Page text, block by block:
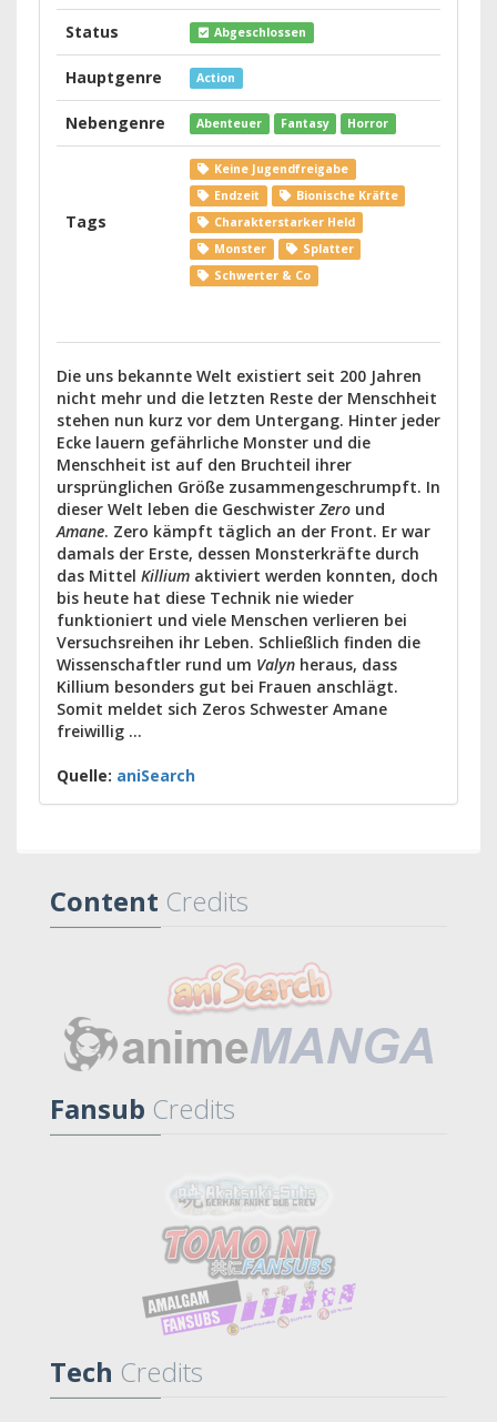
Status Abgeschlossen
Hauptgenre Action
Nebengenre Abenteuer Fantasy Horror
Tags
Keine Jugendfreigabe
Endzeit
Bionische Kräfte
Charakterstarker Held
Monster
Splatter
Schwerter & Co
Die uns bekannte Welt existiert seit 200 Jahren
nicht mehr und die letzten Reste der Menschheit
stehen nun kurz vor dem Untergang. Hinter jeder
Ecke lauern gefährliche Monster und die
Menschheit ist auf den Bruchteil ihrer
ursprünglichen Größe zusammen­geschrumpft. In
dieser Welt leben die GeschwisterZero und
Amane. Zero kämpft täglich an der Front. Er war
damals der Erste, dessen Monsterkräfte durch
das Mittel Killium aktiviert werden konnten, doch
bis heute hat diese Technik nie wieder
funktioniert und viele Menschen verlieren bei
Versuchsreihen ihr Leben. Schließlich finden die
Wissenschaftler rund um Valyn heraus, dass
Killium besonders gut bei Frauen anschlägt.
Somit meldet sich Zeros Schwester Amane
freiwillig ...
Quelle: aniSearch
Content Credits
Fansub Credits
Tech Credits